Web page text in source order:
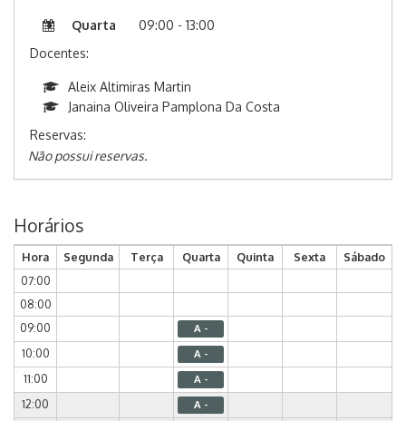
Quarta
09:00 - 13:00
Docentes:
Aleix Altimiras Martin
Janaina Oliveira Pamplona Da Costa
Reservas:
Não possui reservas.
Horários
Hora Segunda Terça Quarta Quinta Sexta
Sábado
07:00
08:00
09:00
A -
10:00 A -
11:00 A -
12:00 A -